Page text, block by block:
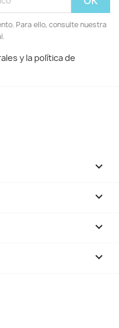
Para ello, consulte nuestra
y la política de



keyboard_arrow_down